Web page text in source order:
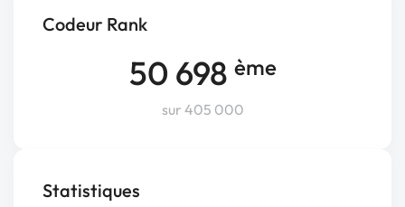
Codeur Rank
50 698 ème
sur 405 000
Statistiques